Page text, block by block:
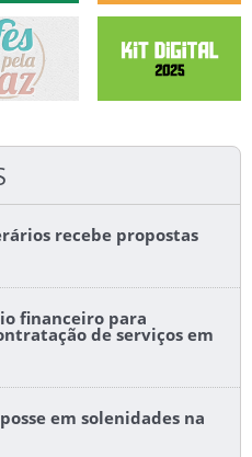
recebe propostas
financeiro para
de serviços em
em solenidades na